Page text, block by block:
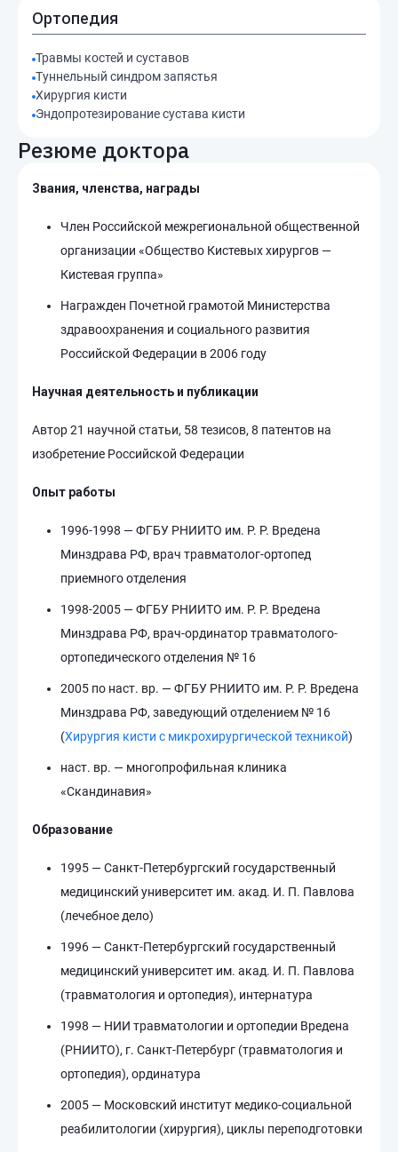
Ортопедия
Травмы костей и суставов
Туннельный синдром запястья
Хирургия кисти
Эндопротезирование сустава кисти
Резюме доктора
Звания, членства, награды
Член Российской межрегиональной общественной
организации «Общество Кистевых хирургов —
Кистевая группа»
Награжден Почетной грамотой Министерства
здравоохранения и социального развития
Российской Федерации в 2006 году
Научная деятельность и публикации
Автор 21 научной статьи, 58 тезисов, 8 патентов на
изобретение Российской Федерации
Опыт работы
1996-1998 — ФГБУ РНИИТО им. Р. Р. Вредена
Минздрава РФ, врач травматолог-ортопед
приемного отделения
1998-2005 — ФГБУ РНИИТО им. Р. Р. Вредена
Минздрава РФ, врач-ординатор травматолого-
ортопедического отделения № 16
2005 по наст. вр. — ФГБУ РНИИТО им. Р. Р. Вредена
Минздрава РФ, заведующий отделением № 16
(Хирургия кисти с микрохирургической техникой)
наст. вр. — многопрофильная клиника
«Скандинавия»
Образование
1995 — Санкт-Петербургский государственный
медицинский университет им. акад. И. П. Павлова
(лечебное дело)
1996 — Санкт-Петербургский государственный
медицинский университет им. акад. И. П. Павлова
(травматология и ортопедия), интернатура
1998 — НИИ травматологии и ортопедии Вредена
(РНИИТО), г. Санкт-Петербург (травматология и
ортопедия), ординатура
2005 — Московский институт медико-социальной
реабилитологии (хирургия), циклы переподготовки